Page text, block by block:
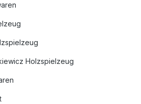
Holzspielzeug